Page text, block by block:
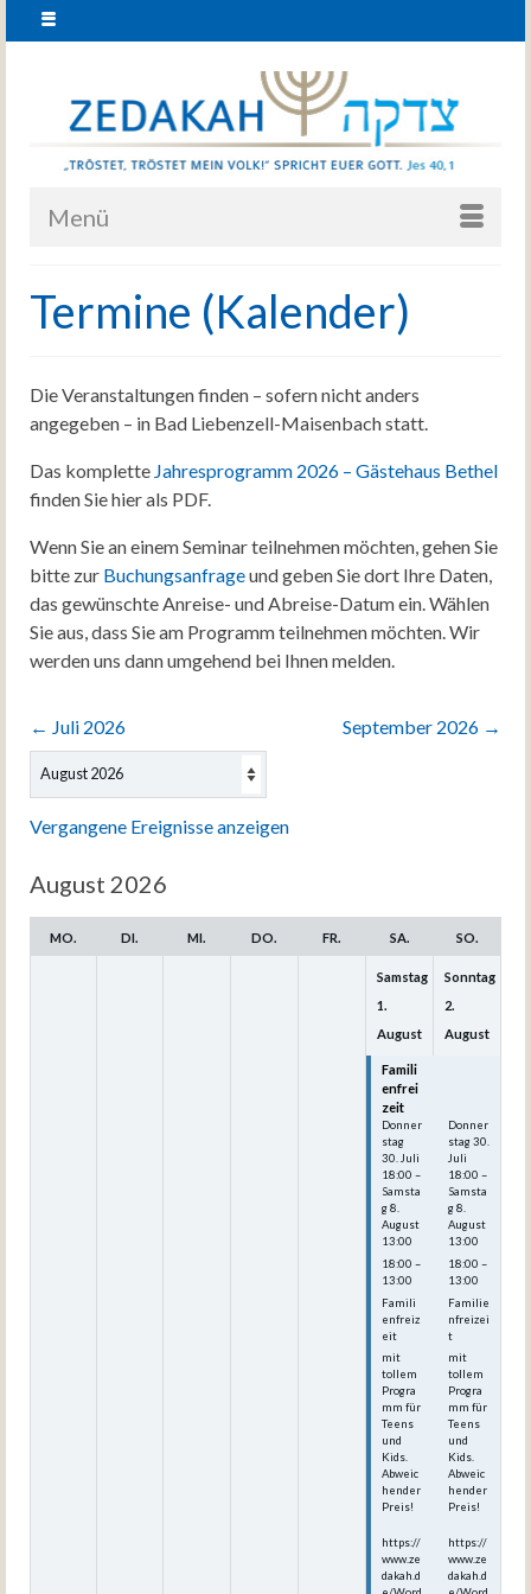
Menü
Termine (Kalender)
Die Veranstaltungen finden – sofern nicht anders
angegeben – in Bad Liebenzell-Maisenbach statt.
Das komplette Jahresprogramm 2026 – Gästehaus Bethel
finden Sie hier als PDF.
Wenn Sie an einem Seminar teilnehmen möchten, gehen Sie
bitte zur Buchungsanfrageund geben Sie dort Ihre Daten,
das gewünschte Anreise- und Abreise-Datum ein. Wählen
Sie aus, dass Sie am Programm teilnehmen möchten. Wir
werden uns dann umgehend bei Ihnen melden.
← Juli 2026 September 2026 →
Auswahl
Monats
Vergangene Ereignisse anzeigen
August 2026
MO. DI. MI. DO. FR. SA. SO.
Samstag
1.
August
Famili
enfrei
zeit
Donner
stag
30. Juli
18:00 –
Samsta
g8.
August
13:00
18:00 –
13:00
Famili
enfreiz
eit
mit
tollem
Progra
mm für
Teens
und
Kids.
Abweic
hender
Preis!
https://
www.ze
dakah.d
Sonntag
2.
August
Donner
stag30.
Juli
18:00 –
Samsta
g8.
August
13:00
18:00 –
13:00
Familie
nfreizei
t
mit
tollem
Progra
mm für
Teens
und
Kids.
Abweic
hender
Preis!
https://
www.ze
dakah.d